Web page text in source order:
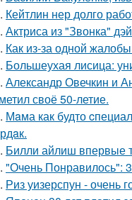
Кейтлин нер долго
Актриса из "Звонка"
Как из-за одной
Большеухая лисица:
Александр Овечкин и
своё 50-летие.
Мaма как будто
Билли айлиш впервые
"Очень Понравилось":
Риз уизерспун - очень